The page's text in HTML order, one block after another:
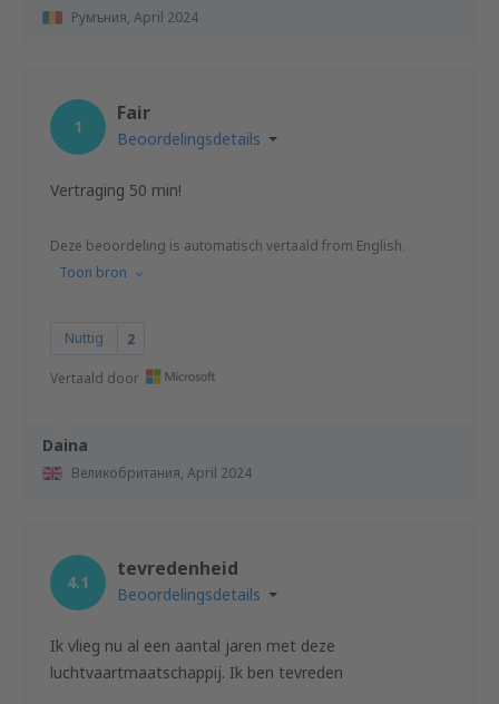
Румъния, April 2024
Daina
Великобритания, April 2024
1
Fair
Beoordelingsdetails
Vertraging 50 min!
Deze beoordeling is automatisch vertaald from English.
Toon bron
Nuttig 2
Vertaald door
4.1
tevredenheid
Beoordelingsdetails
Ik vlieg nu al een aantal jaren met deze
luchtvaartmaatschappij. Ik ben tevreden